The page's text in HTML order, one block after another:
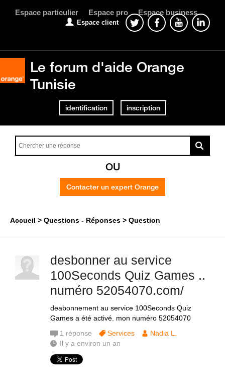
Espace particulier Espace pro Espace business
Espace client
Le forum d'aide Orange
Tunisie
identification inscription
OU
Contacter un expert Orange
Accueil Questions - Réponses Question
desbonner au service
100Seconds Quiz Games ..
numéro 52054070.com/
deabonnement au service 100Seconds Quiz
Games a été activé. mon numéro 52054070
1 réponse Services
Nadia L.
Il y a environ un an